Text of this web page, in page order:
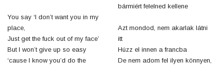
You say ‘I don’t want you in my
place,
Just get the fuck out of my face’
But I won’t give up so easy
‘cause I know you’d do the
bármiért felelned kellene
Azt mondod, nem akarlak látni
itt
Húzz el innen a francba
De nem adom fel ilyen könnyen,